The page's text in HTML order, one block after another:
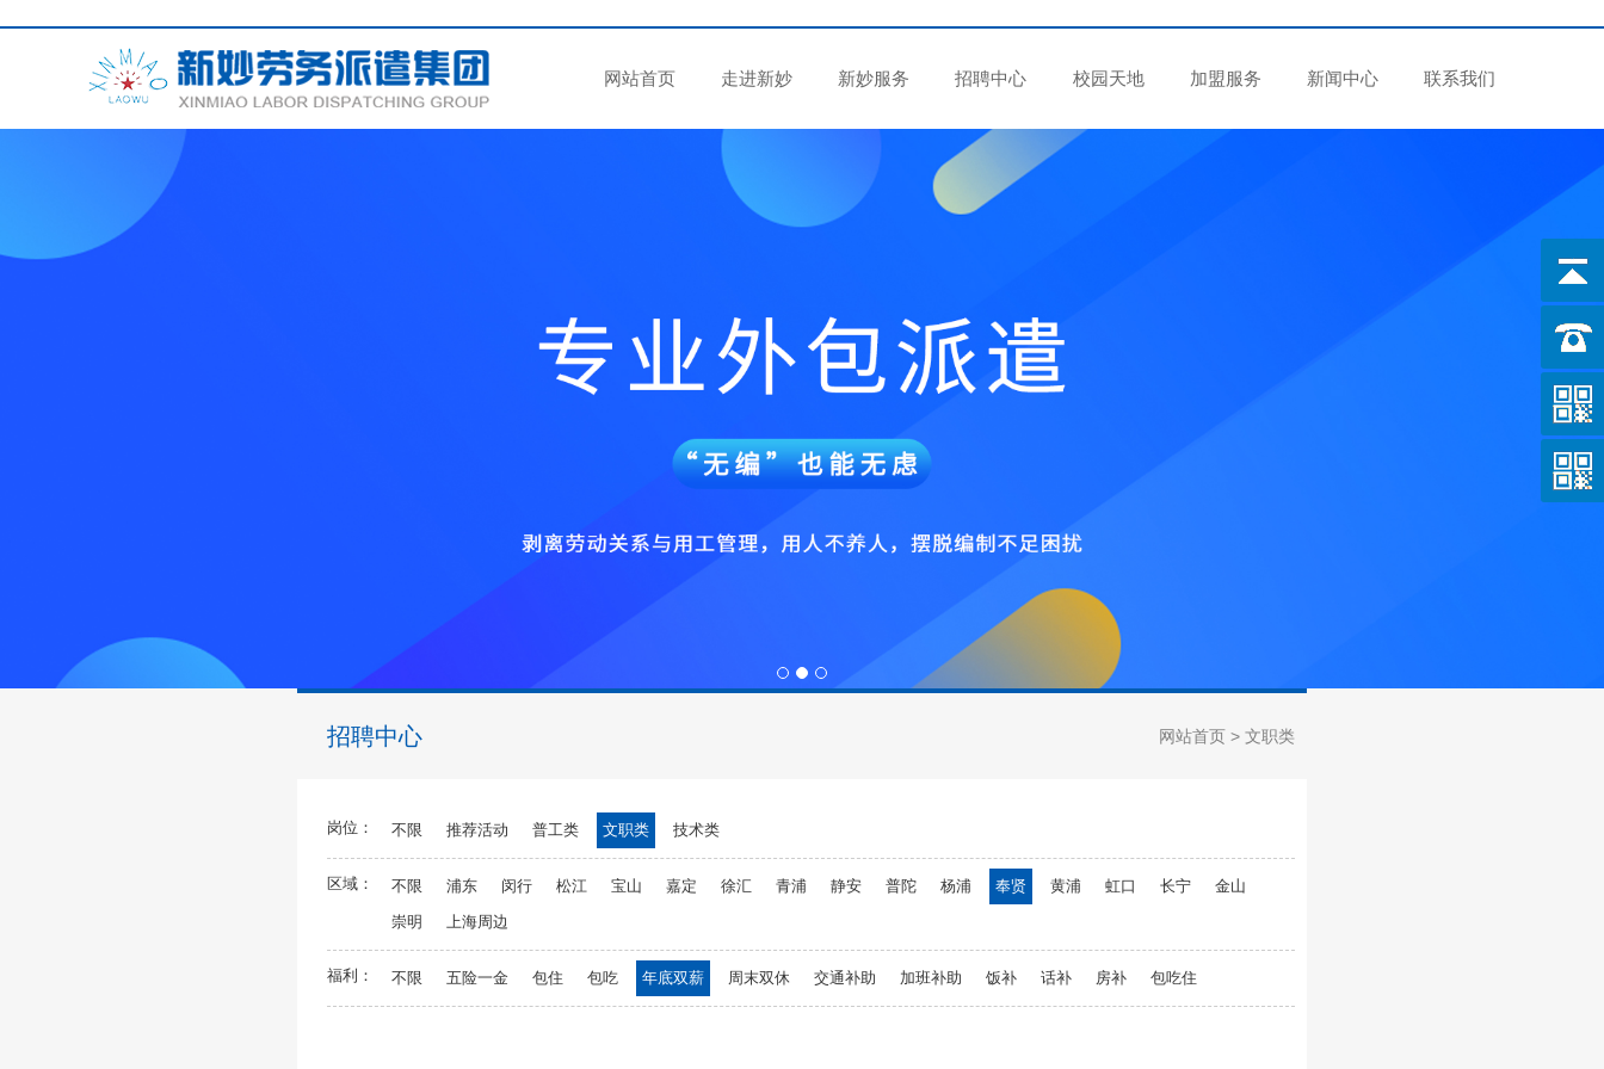
网站首页 走进新妙 新妙服务 招聘中心 校园天地 加盟服务 新闻中心 联系我们
1 2 3
招聘中心 网站首页 > 文职类
岗位： 不限 推荐活动 普工类 文职类 技术类
区域： 不限 浦东 闵行 松江 宝山 嘉定 徐汇 青浦 静安 普陀 杨浦 奉贤 黄浦 虹口 长宁
金山
崇明
上海周边
福利： 不限 五险一金 包住 包吃 年底双薪 周末双休 交通补助 加班补助 饭补 话补 房补 包吃住